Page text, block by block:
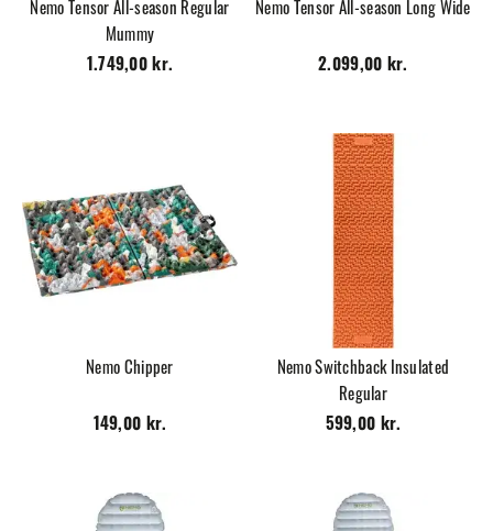
Nemo Tensor All-season Regular
Mummy
1.749,00 kr.
Nemo Tensor All-season Long Wide
2.099,00 kr.
Nemo Chipper
149,00 kr.
Nemo Switchback Insulated
Regular
599,00 kr.